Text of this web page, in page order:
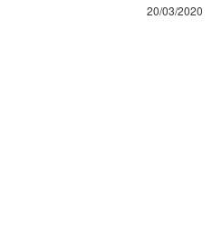
20/03/2020